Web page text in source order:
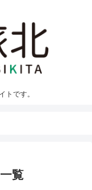
トです。
覧